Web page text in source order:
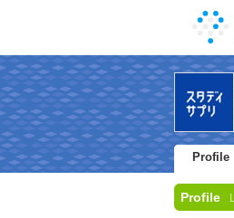
Profile
Profile